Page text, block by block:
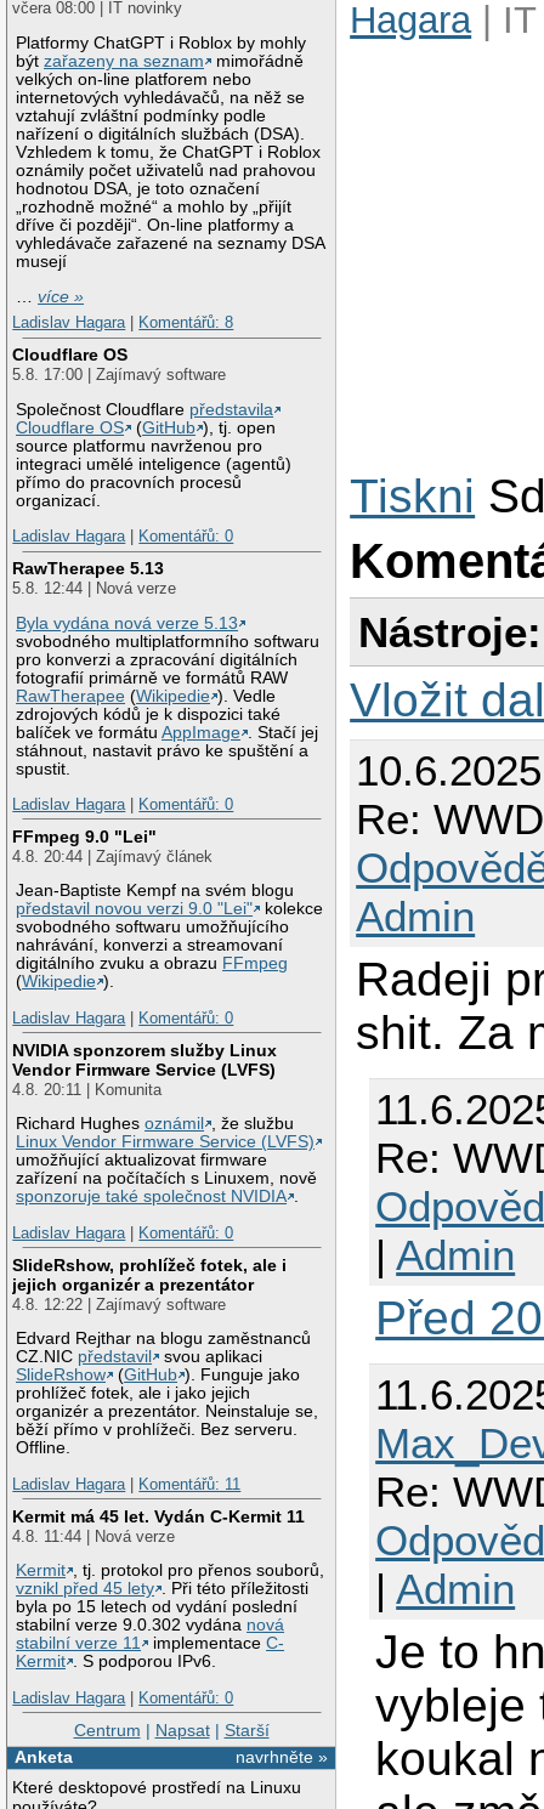
včera 08:00 | IT novinky
Platformy ChatGPT i Roblox by mohly
býtzařazeny na seznam
mimořádně
velkých on-line platforem nebo
internetových vyhledávačů, na něž se
vztahují zvláštní podmínky podle
nařízení o digitálních službách (DSA).
Vzhledem k tomu, že ChatGPT i Roblox
oznámily počet uživatelů nad prahovou
hodnotou DSA, je toto označení
„rozhodně možné“ a mohlo by „přijít
dříve či později“. On-line platformy a
vyhledávače zařazené na seznamy DSA
musejí
…více »
Ladislav Hagara| Komentářů: 8
Cloudflare OS
5.8. 17:00 | Zajímavý software
Společnost Cloudflare představila
Cloudflare OS
(GitHub ), tj. open
source platformu navrženou pro
integraci umělé inteligence (agentů)
přímo do pracovních procesů
organizací.
Ladislav Hagara| Komentářů: 0
RawTherapee 5.13
5.8. 12:44 | Nová verze
Byla vydána nová verze 5.13
svobodného multiplatformního softwaru
pro konverzi a zpracování digitálních
fotografií primárně ve formátů RAW
RawTherapee (Wikipedie ). Vedle
zdrojových kódů je k dispozici také
balíček ve formátuAppImage
. Stačí jej
stáhnout, nastavit právo ke spuštění a
spustit.
Ladislav Hagara| Komentářů: 0
FFmpeg 9.0 "Lei"
4.8. 20:44 | Zajímavý článek
Jean-Baptiste Kempf na svém blogu
představil novou verzi 9.0 "Lei"
kolekce
svobodného softwaru umožňujícího
nahrávání, konverzi a streamovaní
digitálního zvuku a obrazu FFmpeg
(Wikipedie ).
Ladislav Hagara| Komentářů: 0
NVIDIA sponzorem služby Linux
Vendor Firmware Service (LVFS)
4.8. 20:11 | Komunita
Richard Hughesoznámil
, že službu
Linux Vendor Firmware Service (LVFS)
umožňující aktualizovat firmware
zařízení na počítačích s Linuxem, nově
sponzoruje také společnost NVIDIA .
Ladislav Hagara| Komentářů: 0
SlideRshow, prohlížeč fotek, ale i
jejich organizér a prezentátor
4.8. 12:22 | Zajímavý software
Edvard Rejthar na blogu zaměstnanců
CZ.NIC představil
svou aplikaci
SlideRshow
(GitHub ). Funguje jako
prohlížeč fotek, ale i jako jejich
organizér a prezentátor. Neinstaluje se,
běží přímo v prohlížeči. Bez serveru.
Offline.
Ladislav Hagara| Komentářů: 11
Kermit má 45 let. Vydán C-Kermit 11
4.8. 11:44 | Nová verze
Kermit , tj. protokol pro přenos souborů,
vznikl před 45 lety . Při této příležitosti
byla po 15 letech od vydání poslední
stabilní verze 9.0.302 vydána nová
stabilní verze 11
implementaceC-
Kermit . S podporou IPv6.
Ladislav Hagara| Komentářů: 0
Centrum | Napsat| Starší
navrhněte »
Anketa
Které desktopové prostředí na Linuxu
Hagara| IT
Tiskni
Nástroje:
Vložit
Re:
Admin
Radeji
shit. Za
Re:
|Admin
Před
Re:
|Admin
Je to
vybleje
koukal